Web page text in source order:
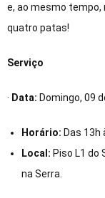
e, ao mesmo tempo,
quatro patas!
Serviço
· Data: Domingo, 09
Horário: Das 13h
Local: Piso L1 do
na Serra.